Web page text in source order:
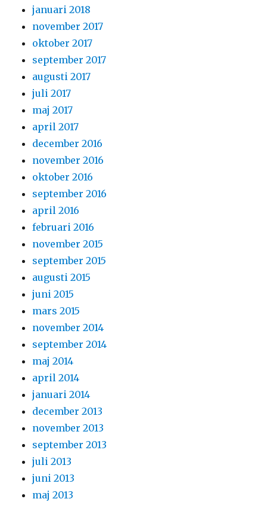
januari 2018
november 2017
oktober 2017
september 2017
augusti 2017
juli 2017
maj 2017
april 2017
december 2016
november 2016
oktober 2016
september 2016
april 2016
februari 2016
november 2015
september 2015
augusti 2015
juni 2015
mars 2015
november 2014
september 2014
maj 2014
april 2014
januari 2014
december 2013
november 2013
september 2013
juli 2013
juni 2013
maj 2013